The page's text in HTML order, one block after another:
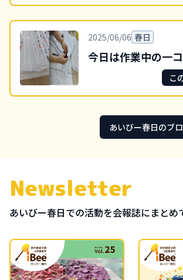
2025/06/06 春日
今日は作業中の一
こ
あいびー春日のブ
Newsletter
あいびー春日での活動を会報誌にまとめ